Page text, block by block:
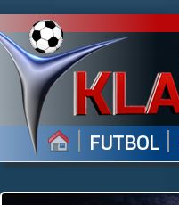
| FUTBOL |